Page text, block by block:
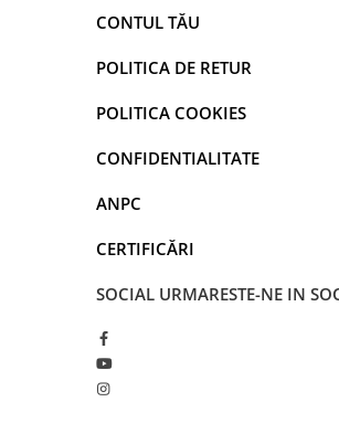
CONTUL TĂU
POLITICA DE RETUR
POLITICA COOKIES
CONFIDENTIALITATE
ANPC
CERTIFICĂRI
SOCIAL URMARESTE-NE IN